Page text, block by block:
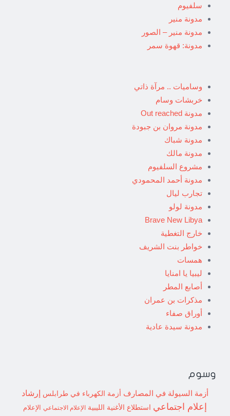
سلفيوم
مدونة منير
مدونة منير – الصور
مدونة: قهوة سمر
وساميات .. مرآة ذاتي
خربشات وسام
مدونة Out reached
مدونة مروان بن جبودة
مدونة شباك
مدونة مالك
مشروع السلفيوم
مدونة أحمد المحمودي
تجارب ليال
مدونة لولو
Brave New Libya
خارج التغطية
خواطر بنت الشريف
همسات
ليبيا يا امنايا
أصابع المطر
مذكرات بن عمران
أوراق صفاء
مدونة سيدة عادية
وسوم
أزمة السيولة في المصارف أزمة الكهرباء في طرابلس إرشاد
إعلام اجتماعي استطلاع الأغنية الليبية الإعلام الاجتماعي
الإعلام